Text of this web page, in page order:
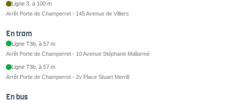
Ligne 3, à 100 m
Arrêt Porte de Champerret - 145 Avenue de Villiers
En tram
Ligne T3b, à 57 m
Arrêt Porte de Champerret - 10 Avenue Stéphane Mallarmé
Ligne T3b, à 57 m
Arrêt Porte de Champerret - 2v Place Stuart Merrill
En bus